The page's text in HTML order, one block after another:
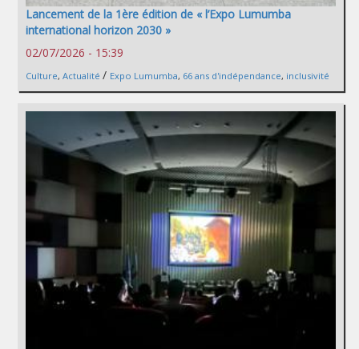
Lancement de la 1ère édition de « l’Expo Lumumba
international horizon 2030 »
02/07/2026 - 15:39
Culture, Actualité / Expo Lumumba, 66 ans d'indépendance, inclusivité